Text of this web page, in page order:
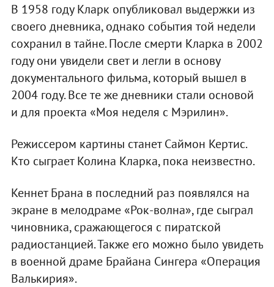
В 1958 году Кларк опубликовал выдержки из
своего дневника, однако события той недели
сохранил в тайне. После смерти Кларка в 2002
году они увидели свет и легли в основу
документального фильма, который вышел в
2004 году. Все те же дневники стали основой
и для проекта «Моя неделя с Мэрилин».
Режиссером картины станет Саймон Кертис.
Кто сыграет Колина Кларка, пока неизвестно.
Кеннет Брана в последний раз появлялся на
экране в мелодраме «Рок-волна», где сыграл
чиновника, сражающегося с пиратской
радиостанцией. Также его можно было увидеть
в военной драме Брайана Сингера «Операция
Валькирия».